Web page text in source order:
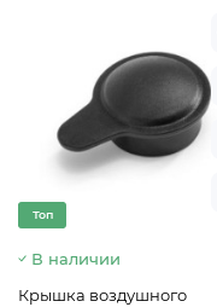
Топ
В наличии
Крышка воздушного